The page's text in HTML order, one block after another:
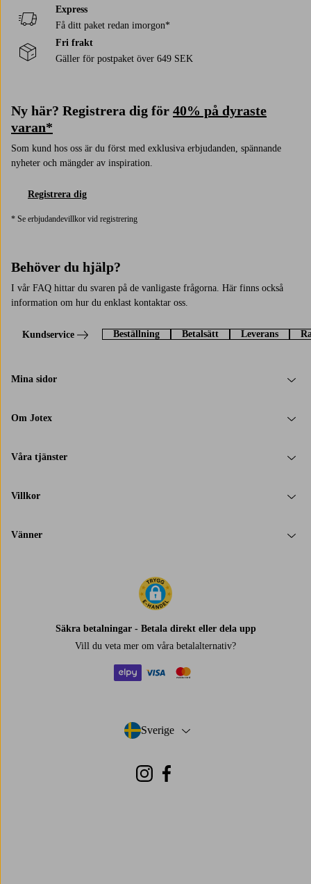
Express
Få ditt paket redan imorgon*
Fri frakt
Gäller för postpaket över 649 SEK
Ny här? Registrera dig för 40% på dyraste
varan*
Som kund hos oss är du först med exklusiva erbjudanden, spännande
nyheter och mängder av inspiration.
Registrera dig
* Se erbjudandevillkor vid registrering
Behöver du hjälp?
I vår FAQ hittar du svaren på de vanligaste frågorna. Här finns också
information om hur du enklast kontaktar oss.
Kundservice Beställning Betalsätt Leverans
Mina sidor
Om Jotex
Våra tjänster
Villkor
Vänner
Säkra betalningar - Betala direkt eller dela upp
Vill du veta mer om våra betalalternativ?
Sverige
- Välj land